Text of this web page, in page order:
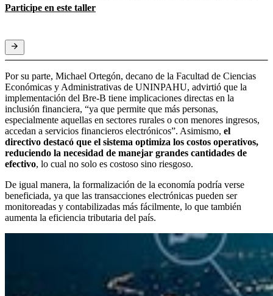
Participe en este taller
Por su parte, Michael Ortegón, decano de la Facultad de Ciencias
Económicas y Administrativas de UNINPAHU, advirtió que la
implementación del Bre-B tiene implicaciones directas en la
inclusión financiera, “ya que permite que más personas,
especialmente aquellas en sectores rurales o con menores ingresos,
accedan a servicios financieros electrónicos”. Asimismo, el
directivo destacó que el sistema optimiza los costos operativos,
reduciendo la necesidad de manejar grandes cantidades de
efectivo, lo cual no solo es costoso sino riesgoso.
De igual manera, la formalización de la economía podría verse
beneficiada, ya que las transacciones electrónicas pueden ser
monitoreadas y contabilizadas más fácilmente, lo que también
aumenta la eficiencia tributaria del país.